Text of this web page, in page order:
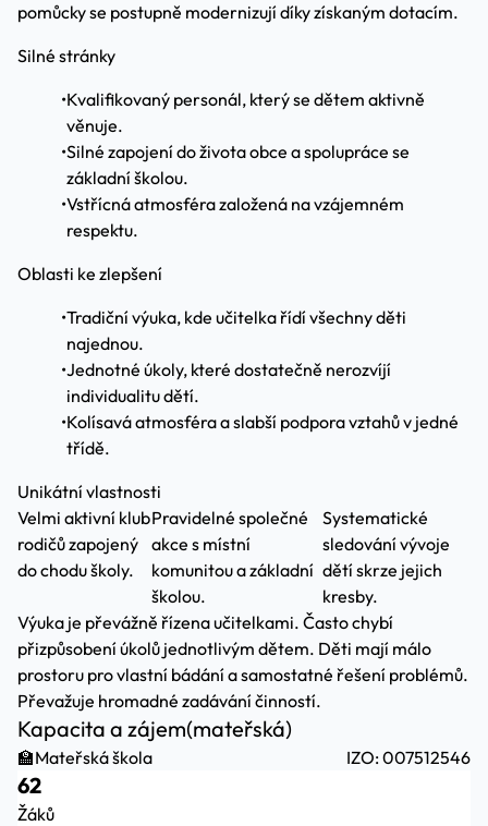
pomůcky se postupně modernizují díky získaným dotacím.
Silné stránky
•Kvalifikovaný personál, který se dětem aktivně
věnuje.
•Silné zapojení do života obce a spolupráce se
základní školou.
•Vstřícná atmosféra založená na vzájemném
respektu.
Oblasti ke zlepšení
•Tradiční výuka, kde učitelka řídí všechny děti
najednou.
•Jednotné úkoly, které dostatečně nerozvíjí
individualitu dětí.
•Kolísavá atmosféra a slabší podpora vztahů v jedné
třídě.
Unikátní vlastnosti
Velmi aktivní klub
rodičů zapojený
do chodu školy.
Pravidelné společné
akce s místní
komunitou a základní
školou.
Systematické
sledování vývoje
dětí skrze jejich
kresby.
Výuka je převážně řízena učitelkami. Často chybí
přizpůsobení úkolů jednotlivým dětem. Děti mají málo
prostoru pro vlastní bádání a samostatné řešení problémů.
Převažuje hromadné zadávání činností.
Kapacita a zájem(mateřská)
🏫Mateřská škola IZO: 007512546
62
Žáků